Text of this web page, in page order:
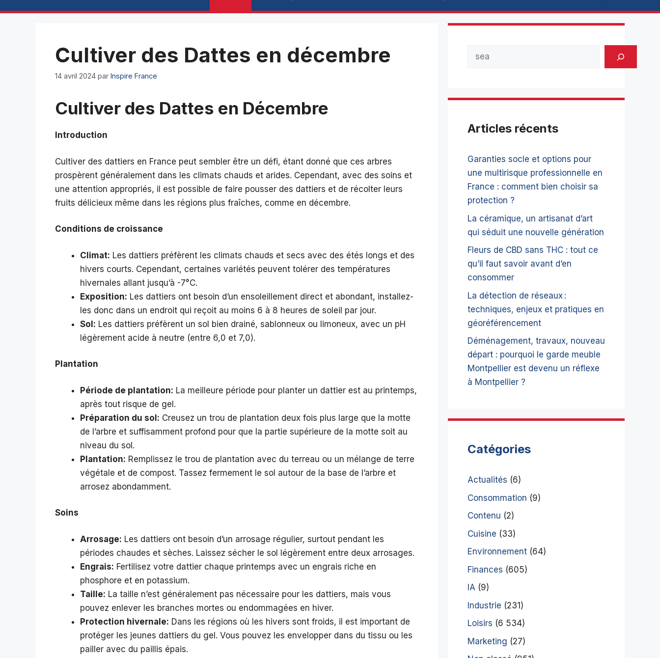
Cultiver des Dattes en décembre
14 avril 2024 par Inspire France
Cultiver des Dattes en Décembre
Introduction
Cultiver des dattiers en France peut sembler être un défi, étant donné que ces arbres
prospèrent généralement dans les climats chauds et arides. Cependant, avec des soins et
une attention appropriés, il est possible de faire pousser des dattiers et de récolter leurs
fruits délicieux même dans les régions plus fraîches, comme en décembre.
Conditions de croissance
Climat: Les dattiers préfèrent les climats chauds et secs avec des étés longs et des
hivers courts. Cependant, certaines variétés peuvent tolérer des températures
hivernales allant jusqu’à -7°C.
Exposition: Les dattiers ont besoin d’un ensoleillement direct et abondant, installez-
les donc dans un endroit qui reçoit au moins 6 à 8 heures de soleil par jour.
Sol: Les dattiers préfèrent un sol bien drainé, sablonneux ou limoneux, avec un pH
légèrement acide à neutre (entre 6,0 et 7,0).
Plantation
Période de plantation: La meilleure période pour planter un dattier est au printemps,
après tout risque de gel.
Préparation du sol: Creusez un trou de plantation deux fois plus large que la motte
de l’arbre et suffisamment profond pour que la partie supérieure de la motte soit au
niveau du sol.
Plantation: Remplissez le trou de plantation avec du terreau ou un mélange de terre
végétale et de compost. Tassez fermement le sol autour de la base de l’arbre et
arrosez abondamment.
Soins
Arrosage: Les dattiers ont besoin d’un arrosage régulier, surtout pendant les
périodes chaudes et sèches. Laissez sécher le sol légèrement entre deux arrosages.
Engrais: Fertilisez votre dattier chaque printemps avec un engrais riche en
phosphore et en potassium.
Taille: La taille n’est généralement pas nécessaire pour les dattiers, mais vous
pouvez enlever les branches mortes ou endommagées en hiver.
Protection hivernale: Dans les régions où les hivers sont froids, il est important de
protéger les jeunes dattiers du gel. Vous pouvez les envelopper dans du tissu ou les
pailler avec du paillis épais.
Articles récents
Garanties socle et options pour
une multirisque professionnelle en
France : comment bien choisir sa
protection ?
La céramique, un artisanat d’art
qui séduit une nouvelle génération
Fleurs de CBD sans THC : tout ce
qu’il faut savoir avant d’en
consommer
La détection de réseaux :
techniques, enjeux et pratiques en
géoréférencement
Déménagement, travaux, nouveau
départ : pourquoi le garde meuble
Montpellier est devenu un réflexe
à Montpellier ?
Catégories
Actualités (6)
Consommation (9)
Contenu (2)
Cuisine (33)
Environnement (64)
Finances (605)
IA (9)
Industrie (231)
Loisirs (6 534)
Marketing (27)